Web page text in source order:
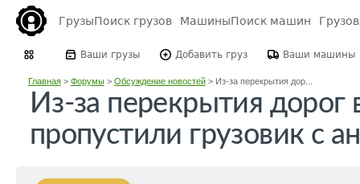
ГрузыПоиск грузов МашиныПоиск машин
Ваши грузы Добавить груз Ваши машины
Главная> Форумы> Обсуждение новостей> Из-за перекрытия дор...
Из-за перекрытия дорог
пропустили грузовик с